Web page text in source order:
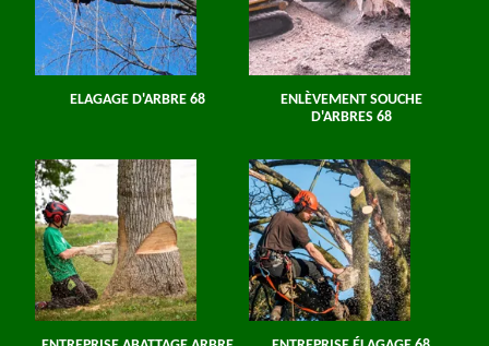
ELAGAGE D'ARBRE 68
ENLÈVEMENT SOUCHE
D'ARBRES 68